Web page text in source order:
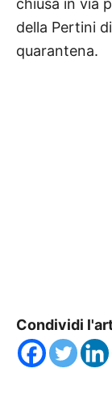
chiusa in via
della Pertini
quarantena.
Condividi